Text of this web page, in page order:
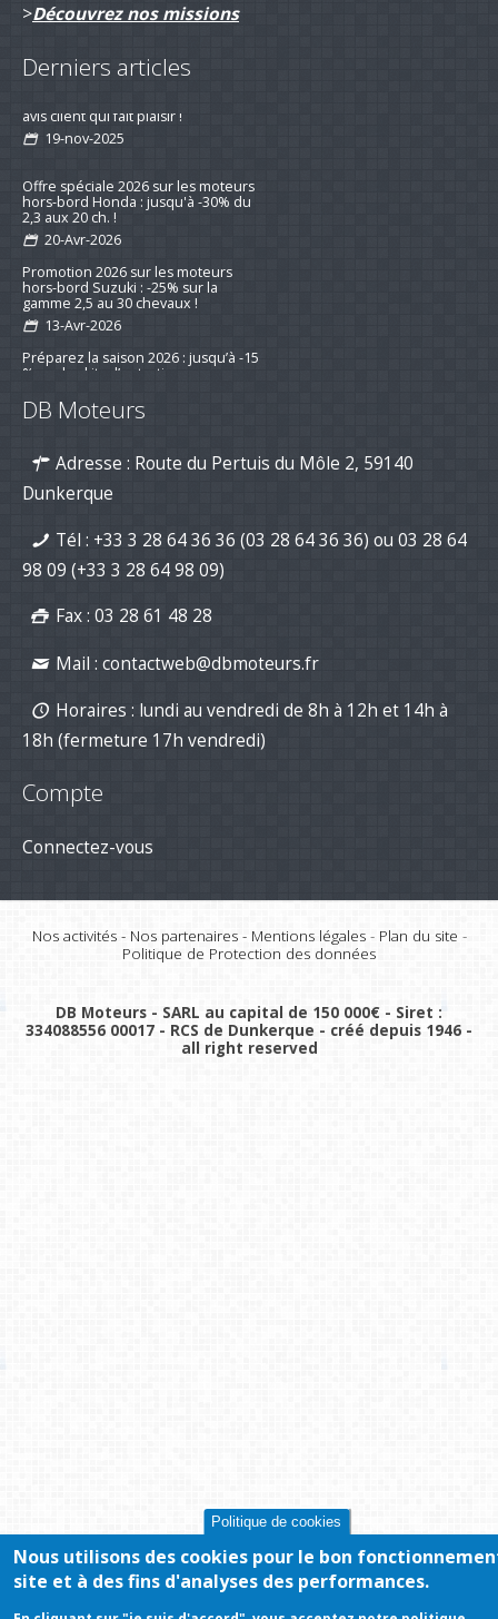
>Découvrez nos missions
Derniers articles
Remotorisation d'un voilier suivi d'un
avis client qui fait plaisir !
Offre spéciale 2026 sur les moteurs
hors-bord Honda : jusqu'à -30% du
2,3 aux 20 ch. !
Promotion 2026 sur les moteurs
hors-bord Suzuki : -25% sur la
gamme 2,5 au 30 chevaux !
moteurs de bateau
Nouvelle série "Stealth Line" chez
maintenant avec DB Moteurs !
DB Moteurs vous souhaite une
excellente année 2026, pleine de
projets motorisés !
DB Moteurs
Adresse : Route du Pertuis du Môle 2, 59140
Dunkerque
Tél : +33 3 28 64 36 36 (03 28 64 36 36) ou 03 28 64
98 09 (+33 3 28 64 98 09)
Fax : 03 28 61 48 28
Mail : contactweb@dbmoteurs.fr
Horaires : lundi au vendredi de 8h à 12h et 14h à
18h (fermeture 17h vendredi)
Compte
Connectez-vous
Nos activités- Nos partenaires- Mentions légales- Plan du site -
Politique de Protection des données
DB Moteurs - SARL au capital de 150 000€ - Siret :
334088556 00017 - RCS de Dunkerque - créé depuis 1946 -
all right reserved
Politique de cookies
Nous utilisons des cookies pour le bon
site et à des fins d'analyses des performances.